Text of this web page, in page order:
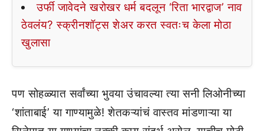
उर्फी जावेदने खरोखर धर्म बदलून ‘रिता भारद्वाज’ नाव
ठेवलंय? स्क्रीनशॉट्स शेअर करत स्वतःच केला मोठा
खुलासा
पण सोहळ्यात सर्वांच्या भुवया उंचावल्या त्या सनी लिओनीच्या
‘शांताबाई’ या गाण्यामुळे! शेतकऱ्यांचं वास्तव मांडणाऱ्या या